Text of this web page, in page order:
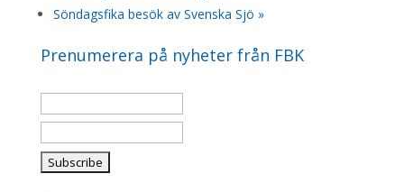
Söndagsfika besök av Svenska Sjö »
Prenumerera på nyheter från FBK